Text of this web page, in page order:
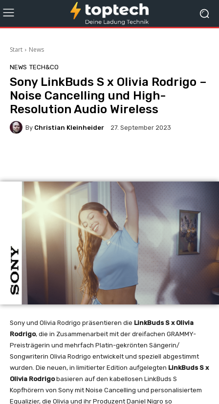
Start News
NEWS TECH&CO
Sony LinkBuds S x Olivia Rodrigo –
Noise Cancelling und High-
Resolution Audio Wireless
By Christian Kleinheider 27. September 2023
Sony und Olivia Rodrigo präsentieren die LinkBuds S x Olivia
Rodrigo, die in Zusammenarbeit mit der dreifachen GRAMMY-
Preisträgerin und mehrfach Platin-gekrönten Sängerin/
Songwriterin Olivia Rodrigo entwickelt und speziell abgestimmt
wurden. Die neuen, in limitierter Edition aufgelegten LinkBuds S x
Olivia Rodrigobasieren auf den kabellosen LinkBuds S
Kopfhörern von Sony mit Noise Cancelling und personalisiertem
Equalizier, die Olivia und ihr Produzent Daniel Nigro so